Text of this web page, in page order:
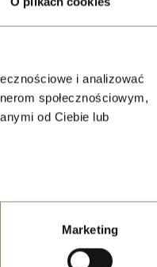
i analizować
społecznościowym,
od Ciebie lub
Marketing